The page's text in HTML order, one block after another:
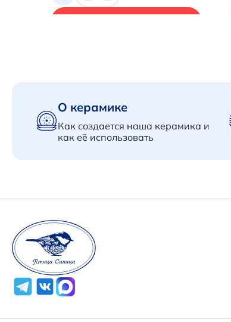
О керамике
Как создается наша керамика и
как её использовать